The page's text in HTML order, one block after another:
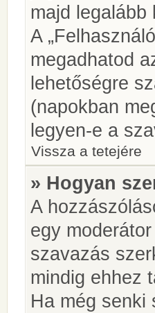
majd
A
megadhatod
lehetőségre
(napokban
legyen-e a
Vissza a tetejére
» Hogyan
A
egy
szavazás
mindig ehhez
Ha még senki